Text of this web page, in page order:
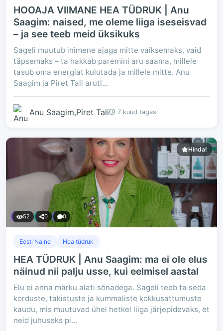
HOOAJA VIIMANE HEA TÜDRUK | Anu
Saagim: naised, me oleme liiga iseseisvad
– ja see teeb meid üksikuks
Sageli muutub inimene ajaga mitte vaiksemaks, vaid
täpsemaks – ta hakkab paremini aru saama, millele
tasub oma energiat kulutada ja millele mitte. Anu
Saagim ja Piret Tali arutl...
Anu Saagim,Piret Tali 7 kuud tagasi
Hinda!
52 0 0
Eesti Naine Hea tüdruk
HEA TÜDRUK | Anu Saagim: ma ei ole elus
näinud nii palju usse, kui eelmisel aastal
Elu ei anna märku alati sõnadega. Sageli teeb ta seda
korduste, takistuste ja kummaliste kokkusattumuste
kaudu, mis muutuvad ühel hetkel liiga järjepidevaks, et
neid juhuseks pi...